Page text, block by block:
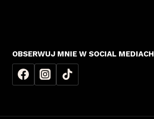
OBSERWUJ MNIE W SOCIAL MEDIACH